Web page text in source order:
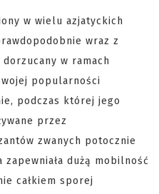
w wielu azjatyckich
wraz z
w ramach
popularności
podczas której jego
przez
zwanych potocznie
dużą mobilność
całkiem sporej